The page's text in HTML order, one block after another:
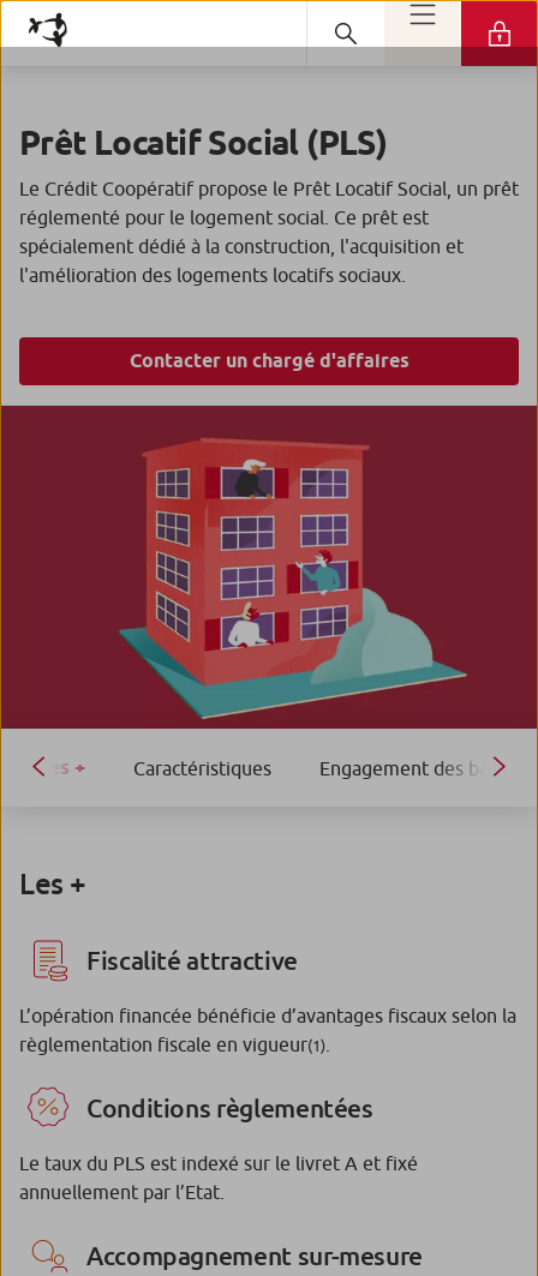
Prêt Locatif Social (PLS)
Le Crédit Coopératif propose le Prêt Locatif Social, un prêt
réglementé pour le logement social. Ce prêt est
spécialement dédié à la construction, l'acquisition et
l'amélioration des logements locatifs sociaux.
Contacter un chargé d'affaires
Les + Caractéristiques Engagement des
Les +
Fiscalité attractive
L’opération financée bénéficie d’avantages fiscaux selon la
règlementation fiscale en vigueur(1)
Conditions règlementées
Le taux du PLS est indexé sur le livret A et fixé
annuellement par l’Etat.
Accompagnement sur-mesure